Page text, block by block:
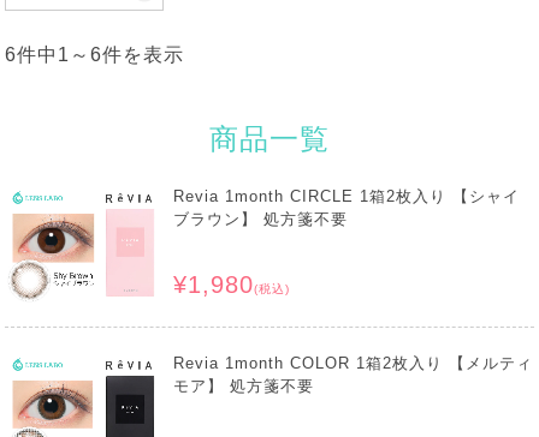
6件中 1 ～6件を表示
商品一覧
Revia 1month CIRCLE 1箱2枚入り 【シャイ
ブラウン】 処方箋不要
¥1,980(税込)
Revia 1month COLOR 1箱2枚入り 【メルティ
モア】 処方箋不要